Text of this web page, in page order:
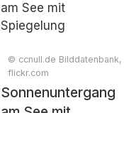
© ccnull.de Bilddatenbank,
flickr.com
Sonnenuntergang
am See mit